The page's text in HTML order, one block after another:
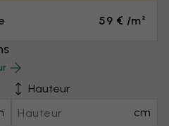
59 € /m²
Hauteur
cm